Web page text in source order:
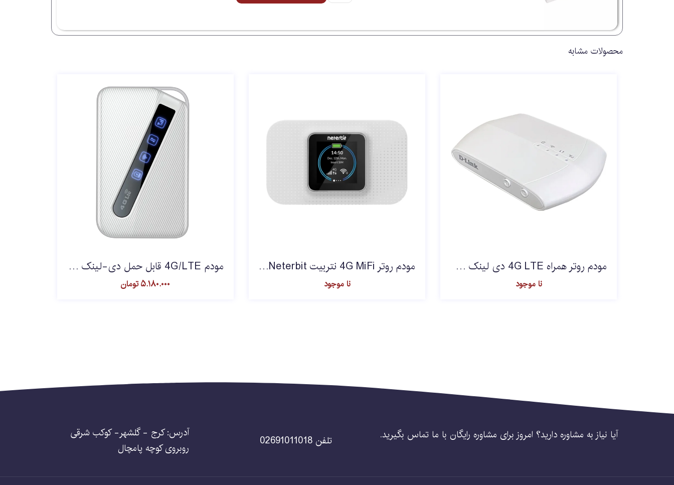
محصولات مشابه
مودم روتر همراه 4G LTE دی لینک D-Link DWR-933V
نا موجود
مودم روتر 4G MiFi نتربیت Neterbit مدل NWR-940X
نا موجود
مودم 4G/LTE قابل حمل دی-لینک مدل DWR-930M
۵.۱۸۰.۰۰۰تومان
آیا نیاز به مشاوره دارید؟ امروز برای مشاوره رایگان با ما تماس بگیرید. تلفن 02691011018
آدرس: کرج - گلشهر- کوکب شرقی
روبروی کوچه پامچال